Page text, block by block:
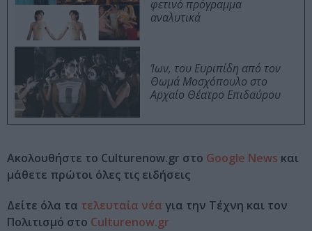
φετινό πρόγραμμα
αναλυτικά
Ίων, του Ευριπίδη από τον
Θωμά Μοσχόπουλο στο
Αρχαίο Θέατρο Επιδαύρου
Ακολουθήστε το Culturenow.gr στο Google News και
μάθετε πρώτοι όλες τις ειδήσεις
Δείτε όλα τα τελευταία νέα για την Τέχνη και τον
Πολιτισμό στο Culturenow.gr